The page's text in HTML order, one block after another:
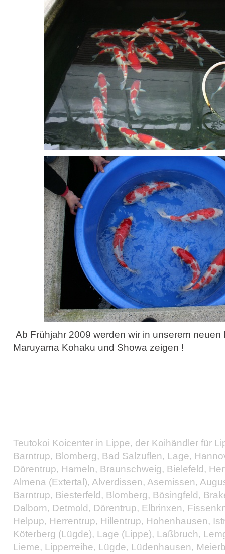
Ab Frühjahr 2009 werden wir in unserem neuen
Maruyama Kohaku und Showa zeigen !
Teutokoi Koicenter in Lippe, der Koihändler für
Barntrup, Blomberg, Bad Salzuflen, Lage,
Dörentrup, Hameln, Braunschweig, Bielefeld,
Almena (Extertal), Alverdissen, Asemissen,
Barntrup, Biesterfeld, Blomberg, Bösingfeld,
Dalborn, Detmold, Dörentrup, Elbrinxen,
Helpup, Herrentrup, Hillentrup, Hohenhausen,
Köterberg (Lügde), Lage (Lippe), Laßbruch,
Lieme, Lipperreihe, Lügde, Lüdenhausen,